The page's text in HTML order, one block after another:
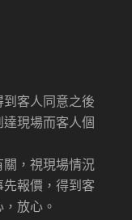
客人同意之後
現場而客人個
，視現場情況
報價，得到客
放心。